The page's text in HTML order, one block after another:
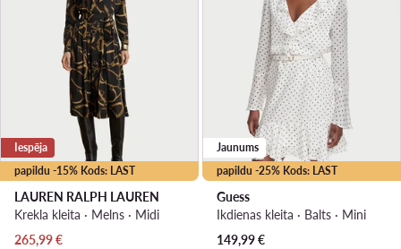
papildu -15% Kods: LAST
Iespēja
LAUREN RALPH LAUREN
Krekla kleita · Melns · Midi
Pašreizējā cena
265,99€
papildu -25% Kods: LAST
Jaunums
Guess
Ikdienas kleita · Balts · Mini
149,99€